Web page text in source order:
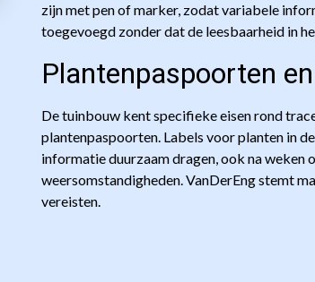
zijn met pen of marker, zodat variabele
toegevoegd zonder dat de leesbaarheid in
Plantenpaspoorten
De tuinbouw kent specifieke eisen rond
plantenpaspoorten. Labels voor planten in
informatie duurzaam dragen, ook na weken
weersomstandigheden. VanDerEng stemt
vereisten.